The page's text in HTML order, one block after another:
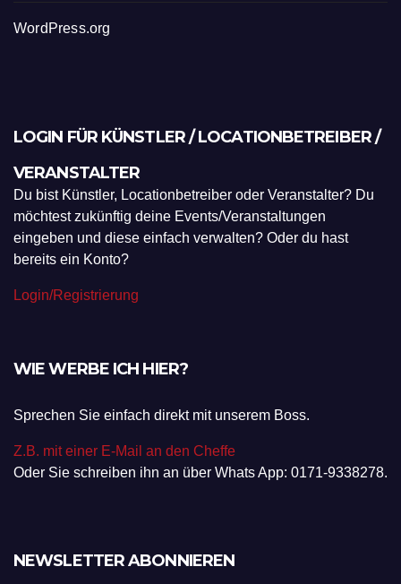
WordPress.org
LOGIN FÜR KÜNSTLER / LOCATIONBETREIBER /
VERANSTALTER
Du bist Künstler, Locationbetreiber oder Veranstalter? Du
möchtest zukünftig deine Events/Veranstaltungen
eingeben und diese einfach verwalten? Oder du hast
bereits ein Konto?
Login/Registrierung
WIE WERBE ICH HIER?
Sprechen Sie einfach direkt mit unserem Boss.
Z.B. mit einer E-Mail an den Cheffe
Oder Sie schreiben ihn an über Whats App: 0171-9338278.
NEWSLETTER ABONNIEREN